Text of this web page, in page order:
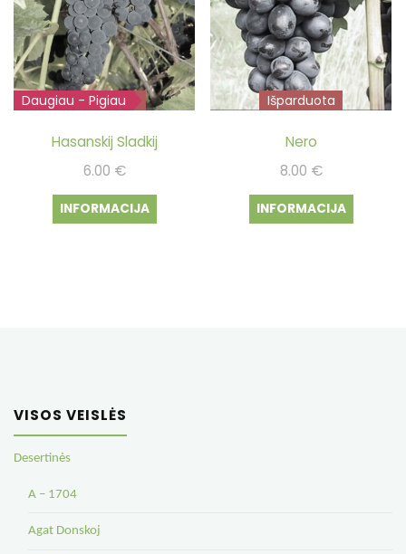
Išparduota
Daugiau - Pigiau
Hasanskij Sladkij
6.00 €
INFORMACIJA
Išparduota
Nero
8.00 €
INFORMACIJA
VISOS VEISLĖS
Desertinės
A – 1704
Agat Donskoj